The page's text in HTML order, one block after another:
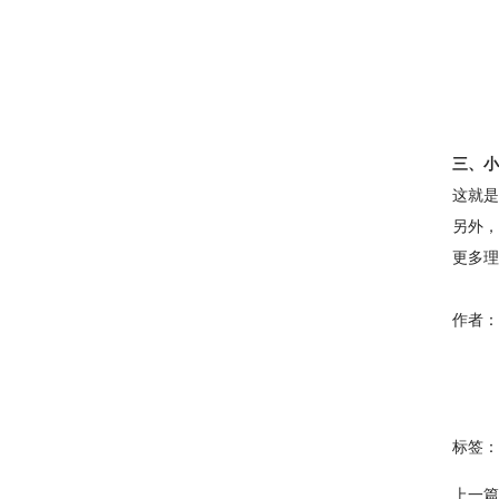
三、
这就
另外
更多
作者
标签：
上一